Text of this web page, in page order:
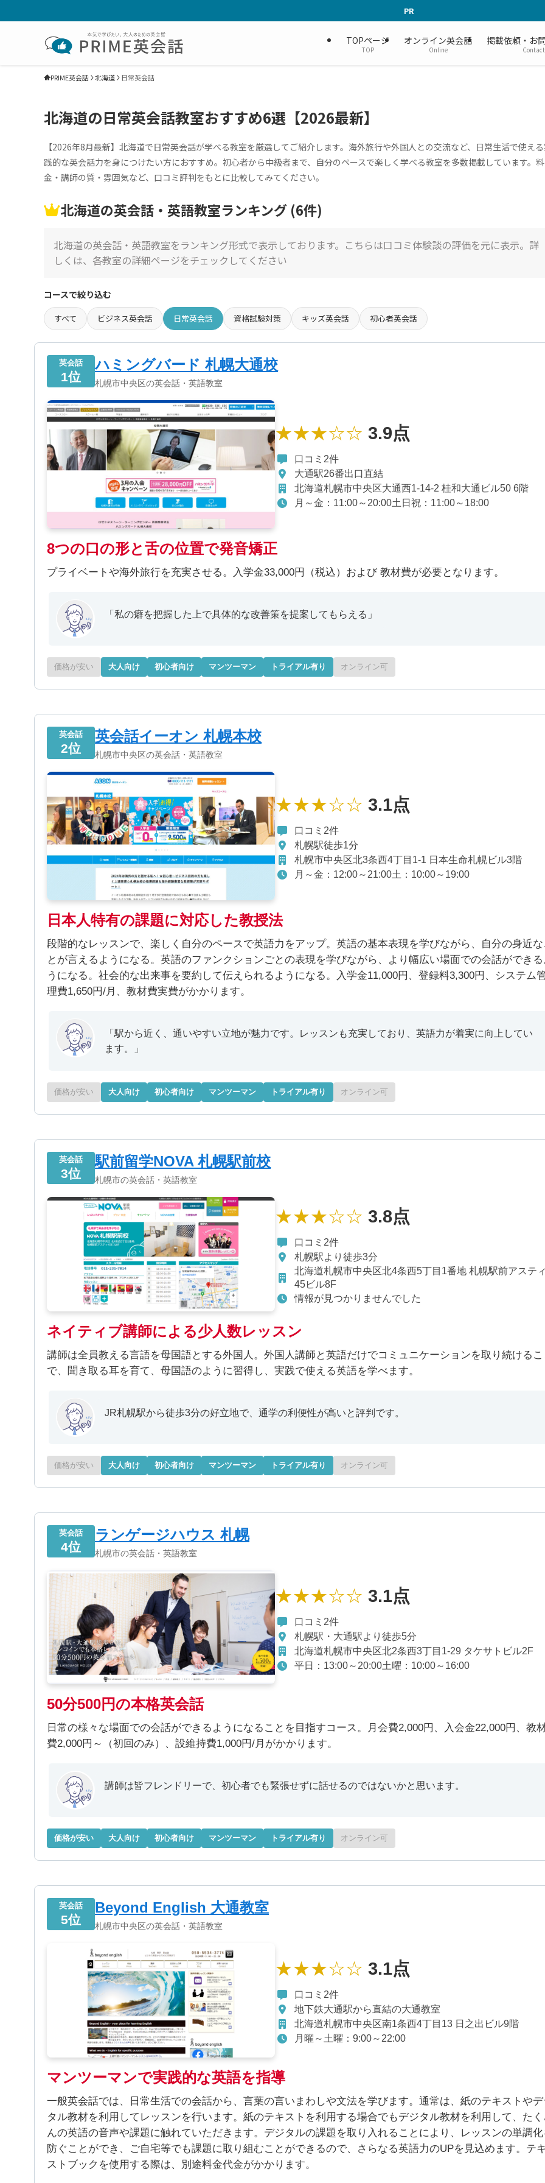
PR
TOPページ
TOP
オンライン英会話
Online
掲載依頼・お
Contact
PRIME英会話 北海道 日常英会話
北海道の日常英会話教室おすすめ6選【2026最新】
【2026年8月最新】北海道で日常英会話が学べる教室を厳選してご紹介します。海外旅行や外国人との交流など、日常生活で使え
践的な英会話力を身につけたい方におすすめ。初心者から中級者まで、自分のペースで楽しく学べる教室を多数掲載しています。料
金・講師の質・雰囲気など、口コミ評判をもとに比較してみてください。
北海道の英会話・英語教室ランキング (6件)
北海道の英会話・英語教室をランキング形式で表示しております。こちらは口コミ体験談の評価を元に表示。詳
しくは、各教室の詳細ページをチェックしてください
コースで絞り込む
すべて ビジネス英会話 日常英会話 資格試験対策 キッズ英会話 初心者英会話
英会話
1位
ハミングバード 札幌大通校
札幌市中央区の英会話・英語教室
★★★☆☆ 3.9点
口コミ2件
大通駅26番出口直結
北海道札幌市中央区大通西1-14-2 桂和大通ビル50 6階
月～金：11:00～20:00土日祝：11:00～18:00
8つの口の形と舌の位置で発音矯正
プライベートや海外旅行を充実させる。入学金33,000円（税込）および 教材費が必要となります。
「私の癖を把握した上で具体的な改善策を提案してもらえる」
価格が安い 大人向け 初心者向け マンツーマン トライアル有り オンライン可
英会話
2位
英会話イーオン 札幌本校
札幌市中央区の英会話・英語教室
★★★☆☆ 3.1点
口コミ2件
札幌駅徒歩1分
札幌市中央区北3条西4丁目1-1 日本生命札幌ビル3階
月～金：12:00～21:00土：10:00～19:00
日本人特有の課題に対応した教授法
段階的なレッスンで、楽しく自分のペースで英語力をアップ。英語の基本表現を学びながら、自分の身近
とが言えるようになる。英語のファンクションごとの表現を学びながら、より幅広い場面での会話ができ
うになる。社会的な出来事を要約して伝えられるようになる。入学金11,000円、登録料3,300円、システム
理費1,650円/月、教材費実費がかかります。
「駅から近く、通いやすい立地が魅力です。レッスンも充実しており、英語力が着実に向上してい
ます。」
価格が安い 大人向け 初心者向け マンツーマン トライアル有り オンライン可
英会話
3位
駅前留学NOVA 札幌駅前校
札幌市の英会話・英語教室
★★★☆☆ 3.8点
口コミ2件
札幌駅より徒歩3分
北海道札幌市中央区北4条西5丁目1番地 札幌駅前アステ
45ビル8F
情報が見つかりませんでした
ネイティブ講師による少人数レッスン
講師は全員教える言語を母国語とする外国人。外国人講師と英語だけでコミュニケーションを取り続ける
で、聞き取る耳を育て、母国語のように習得し、実践で使える英語を学べます。
JR札幌駅から徒歩3分の好立地で、通学の利便性が高いと評判です。
価格が安い 大人向け 初心者向け マンツーマン トライアル有り オンライン可
英会話
4位
ランゲージハウス 札幌
札幌市の英会話・英語教室
★★★☆☆ 3.1点
口コミ2件
札幌駅・大通駅より徒歩5分
北海道札幌市中央区北2条西3丁目1-29 タケサトビル2F
平日：13:00～20:00土曜：10:00～16:00
50分500円の本格英会話
日常の様々な場面での会話ができるようになることを目指すコース。月会費2,000円、入会金22,000円、教
費2,000円～（初回のみ）、設維持費1,000円/月がかかります。
講師は皆フレンドリーで、初心者でも緊張せずに話せるのではないかと思います。
価格が安い 大人向け 初心者向け マンツーマン トライアル有り オンライン可
英会話
5位
Beyond English 大通教室
札幌市中央区の英会話・英語教室
★★★☆☆ 3.1点
口コミ2件
地下鉄大通駅から直結の大通教室
北海道札幌市中央区南1条西4丁目13 日之出ビル9階
月曜～土曜：9:00～22:00
マンツーマンで実践的な英語を指導
一般英会話では、日常生活での会話から、言葉の言いまわしや文法を学びます。通常は、紙のテキストや
タル教材を利用してレッスンを行います。紙のテキストを利用する場合でもデジタル教材を利用して、た
んの英語の音声や課題に触れていただきます。デジタルの課題を取り入れることにより、レッスンの単調
防ぐことができ、ご自宅等でも課題に取り組むことができるので、さらなる英語力のUPを見込めます。テ
ストブックを使用する際は、別途料金代金がかかります。